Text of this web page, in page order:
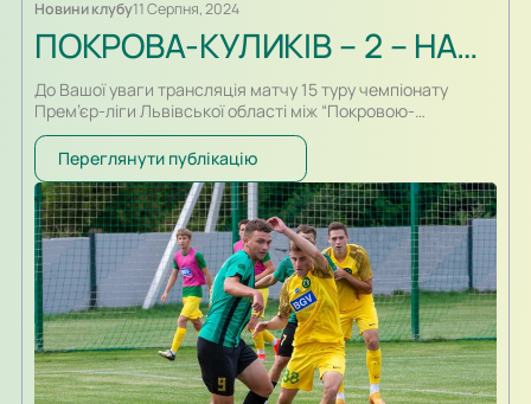
Новини клубу11 Серпня, 2024
ПОКРОВА-КУЛИКІВ – 2 – НАФТОВИК. ТРАНСЛЯЦІЯ
До Вашої уваги трансляція матчу 15 туру чемпіонату
Прем’єр-ліги Львівської області між “Покровою-
Куликовом-2” та бориславським “Нафтовиком”. Початок
матчу на стадіоні “Юність” у Нижній Білці о 15:00.
“Покрова-Куликів-2” згідно угоди про співпрацю входить у
структуру ФК “Куликів-Білка” та представляє клуб у
Прем’єр-лізі Львівської області.
Переглянути публікацію